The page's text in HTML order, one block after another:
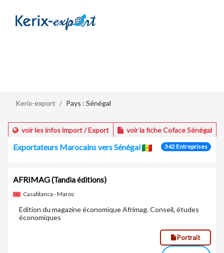
Kerix-export Pays : Sénégal
voir les infos import / Export voir la fiche Coface Sénégal
Exportateurs Marocains vers Sénégal 342 Entreprises
AFRIMAG(Tandia éditions)
Casablanca - Maroc
Edition du magazine économique Afrimag. Conseil, études
économiques
Portrait